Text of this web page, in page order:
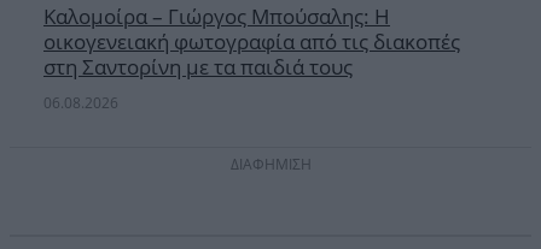
Καλομοίρα – Γιώργος Μπούσαλης: Η
οικογενειακή φωτογραφία από τις διακοπές
στη Σαντορίνη με τα παιδιά τους
06.08.2026
ΔΙΑΦΗΜΙΣΗ